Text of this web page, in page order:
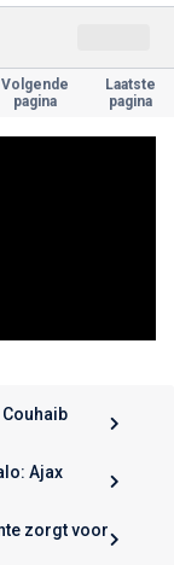
Volgende
pagina
Laatste
pagina
Ajax
zorgt voor